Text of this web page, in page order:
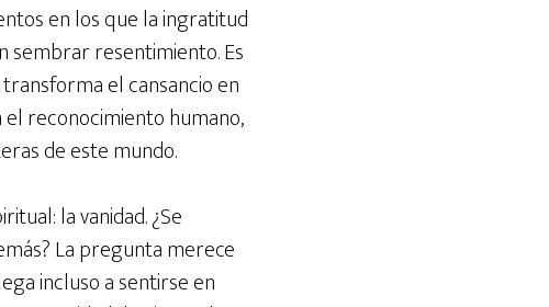
en los que la ingratitud
sembrar resentimiento. Es
el cansancio en
reconocimiento humano,
de este mundo.
la vanidad. ¿Se
La pregunta merece
incluso a sentirse en